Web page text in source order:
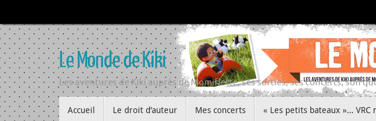
au
contenu
Le Monde de Kiki
Les aventures de Kiki auprès de Momiflette, ses sorties, ses concerts, son
au Accueil Le droit d’auteur Mes concerts « Les petits bateaux »… VRC